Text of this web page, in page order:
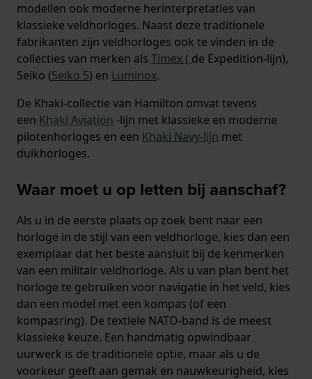
modellen ook moderne herinterpretaties van
klassieke veldhorloges. Naast deze traditionele
fabrikanten zijn veldhorloges ook te vinden in de
collecties van merken als Timex ( de Expedition-lijn),
Seiko (Seiko 5) en Luminox.
De Khaki-collectie van Hamilton omvat tevens
een Khaki Aviation -lijn met klassieke en moderne
pilotenhorloges en een Khaki Navy-lijn met
duikhorloges.
Waar moet u op letten bij aanschaf?
Als u in de eerste plaats op zoek bent naar een
horloge in de stijl van een veldhorloge, kies dan een
exemplaar dat het beste aansluit bij de kenmerken
van een militair veldhorloge. Als u van plan bent het
horloge te gebruiken voor navigatie in het veld, kies
dan een model met een kompas (of een
kompasring). De textiele NATO-band is de meest
klassieke keuze. Een handmatig opwindbaar
uurwerk is de traditionele optie, maar als u de
voorkeur geeft aan gemak en nauwkeurigheid, kies